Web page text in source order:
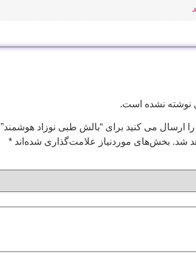
نوشته نشده است.
را ارسال می کنید برای “بالش طبی نوزاد هوشمند”
شد. بخش‌های موردنیاز علامت‌گذاری شده‌اند *